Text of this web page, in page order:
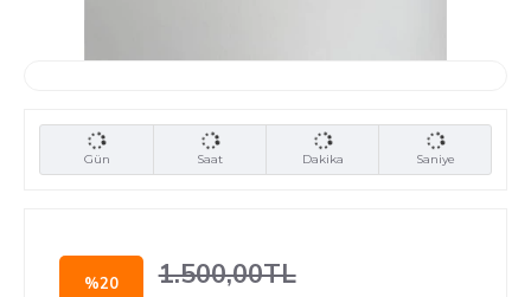
Gün Saat Dakika Saniye
%20
1.500,00TL